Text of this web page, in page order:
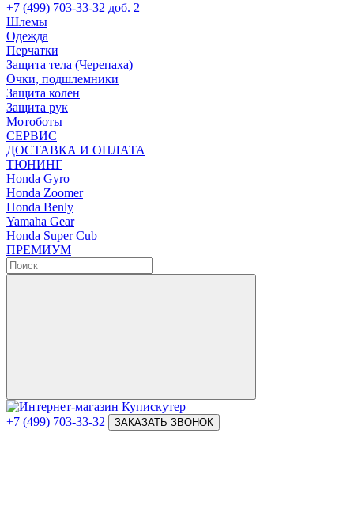
+7 (499) 703-33-32 доб. 2
Шлемы
Одежда
Перчатки
Защита тела (Черепаха)
Очки, подшлемники
Защита колен
Защита рук
Мотоботы
СЕРВИС
ДОСТАВКА И ОПЛАТА
ТЮНИНГ
Honda Gyro
Honda Zoomer
Honda Benly
Yamaha Gear
Honda Super Cub
ПРЕМИУМ
+7 (499) 703-33-32 ЗАКАЗАТЬ ЗВОНОК